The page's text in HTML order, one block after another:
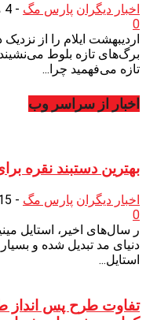
اخبار دیگران پارس مگ - 4 مرداد 1405
0
اردیبهشت ایلام را از
برگ‌های تازه بلوط
تازه می‌فهمید چرا...
اخبار از سراسر وب
بهترین دستبند نقره
اخبار دیگران پارس مگ - 15 مرداد
0
ر سال‌های اخیر، استایل
دنیای مد تبدیل شده و
استایل...
تفاوت طرح پس انداز